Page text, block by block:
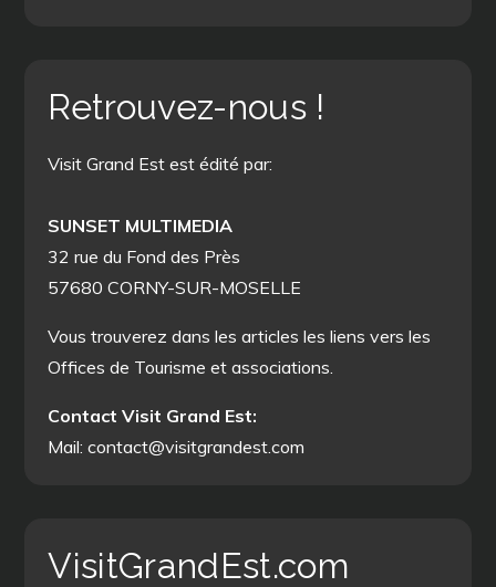
Retrouvez-nous !
Visit Grand Est est édité par:
SUNSET MULTIMEDIA
32 rue du Fond des Près
57680 CORNY-SUR-MOSELLE
Vous trouverez dans les articles les liens vers les
Offices de Tourisme et associations.
Contact Visit Grand Est:
Mail: contact@visitgrandest.com
VisitGrandEst.com